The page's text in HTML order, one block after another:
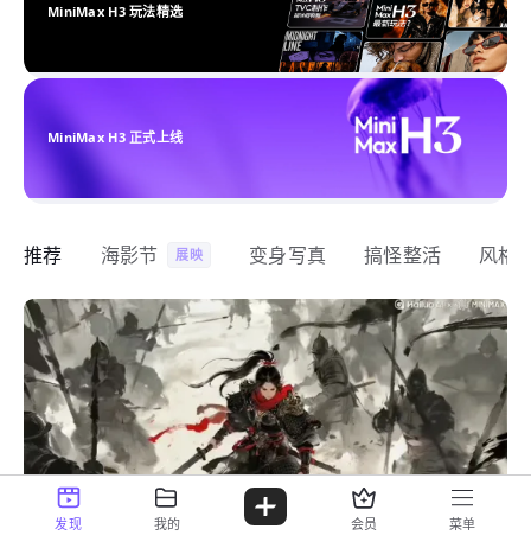
MiniMax H3 玩法精选
MiniMax H3 正式上线
推荐 海影节 展映 变身写真 搞怪整活 风格
发现 我的 会员 菜单